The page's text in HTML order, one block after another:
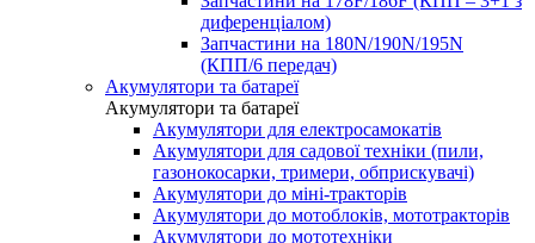
диференціалом)
Запчастини на 180N/190N/195N
(КПП/6 передач)
Акумулятори та батареї
Акумулятори та батареї
Акумулятори для електросамокатів
Акумулятори для садової техніки (пили,
газонокосарки, тримери, обприскувачі)
Акумулятори до міні-тракторів
Акумулятори до мотоблоків, мототракторів
Акумулятори до мототехніки